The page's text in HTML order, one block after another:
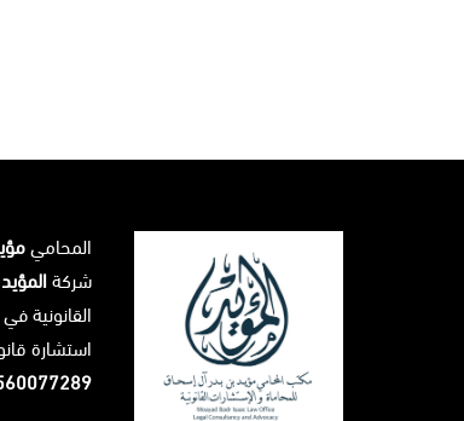
المحامي
شركة
القانونية في
استشارة